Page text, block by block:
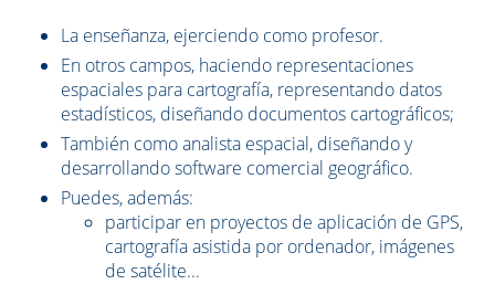
La enseñanza, ejerciendo como profesor.
En otros campos, haciendo representaciones
espaciales para cartografía, representando datos
estadísticos, diseñando documentos cartográficos;
También como analista espacial, diseñando y
desarrollando software comercial geográfico.
Puedes, además:
participar en proyectos de aplicación de GPS,
cartografía asistida por ordenador, imágenes
de satélite...